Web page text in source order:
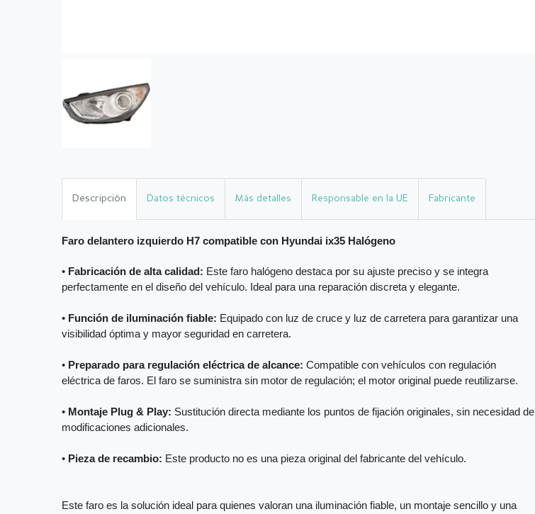
Descripción Datos técnicos Más detalles Responsable en la UE Fabricante
Faro delantero izquierdo H7 compatible con Hyundai ix35 Halógeno
• Fabricación de alta calidad: Este faro halógeno destaca por su ajuste preciso y se integra
perfectamente en el diseño del vehículo. Ideal para una reparación discreta y elegante.
• Función de iluminación fiable: Equipado con luz de cruce y luz de carretera para garantizar una
visibilidad óptima y mayor seguridad en carretera.
• Preparado para regulación eléctrica de alcance: Compatible con vehículos con regulación
eléctrica de faros. El faro se suministra sin motor de regulación; el motor original puede reutilizarse.
• Montaje Plug & Play: Sustitución directa mediante los puntos de fijación originales, sin necesidad de
modificaciones adicionales.
• Pieza de recambio: Este producto no es una pieza original del fabricante del vehículo.
Este faro es la solución ideal para quienes valoran una iluminación fiable, un montaje sencillo y una